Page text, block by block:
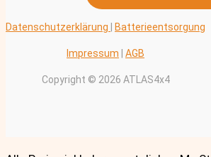
Datenschutzerklärung Batterieentsorgung
Impressum AGB
Copyright © 2026 ATLAS4x4